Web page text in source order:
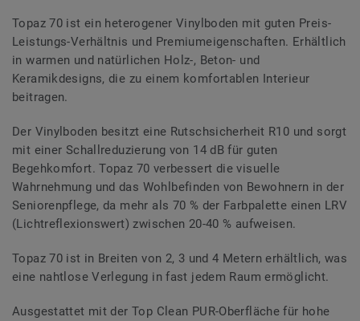
Topaz 70 ist ein heterogener Vinylboden mit guten Preis-
Leistungs-Verhältnis und Premiumeigenschaften. Erhältlich
in warmen und natürlichen Holz-, Beton- und
Keramikdesigns, die zu einem komfortablen Interieur
beitragen.
Der Vinylboden besitzt eine Rutschsicherheit R10 und sorgt
mit einer Schallreduzierung von 14 dB für guten
Begehkomfort. Topaz 70 verbessert die visuelle
Wahrnehmung und das Wohlbefinden von Bewohnern in der
Seniorenpflege, da mehr als 70 % der Farbpalette einen LRV
(Lichtreflexionswert) zwischen 20-40 % aufweisen.
Topaz 70 ist in Breiten von 2, 3 und 4 Metern erhältlich, was
eine nahtlose Verlegung in fast jedem Raum ermöglicht.
Ausgestattet mit der Top Clean PUR-Oberfläche für hohe